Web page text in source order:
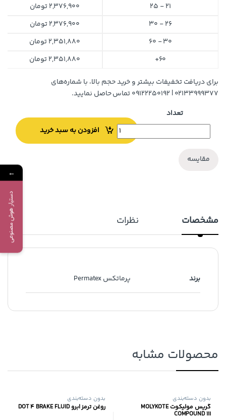
21 - 25
2,376,900تومان
26 - 30
2,376,900تومان
30 - 60
2,351,880تومان
60+
2,351,880تومان
برای دریافت تخفیفات بیشتر و خرید حجم بالا، با شماره‌های
۰۲۱۳۳۹۹۹۳۷۷ | ۰۹۱۲۲۲۵۰۱۹۲ تماس حاصل نمایید.
تعداد
افزودن به سبد خرید
مقایسه
مشخصات نظرات
برند پرماتکس Permatex
محصولات مشابه
بدون دسته‌بندی
گریس مولیکوت MOLYKOTE
COMPOUND 111
بدون دسته‌بندی
روغن ترمز ابرو DOT 4 BRAKE FLUID
←
دستیار هوش مصنوعی